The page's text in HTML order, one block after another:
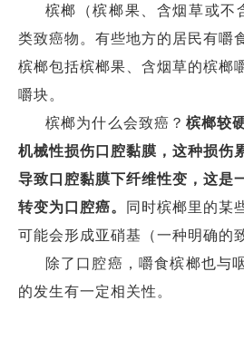
槟榔（槟榔果、含烟草或不
类致癌物。有些地方的居民有嚼
槟榔包括槟榔果、含烟草的槟榔
嚼块。
槟榔为什么会致癌？ 槟榔较
机械性损伤口腔黏膜，这种损伤
导致口腔黏膜下纤维性变，这是
转变为口腔癌。
同时槟榔里的某
可能会形成亚硝基（一种明确的
除了口腔癌，嚼食槟榔也与
的发生有一定相关性。